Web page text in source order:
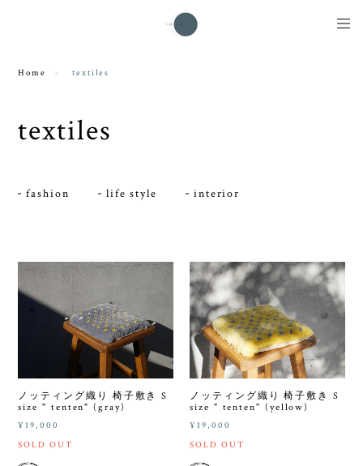
Home textiles
textiles
fashion life style interior
ノッティング織り 椅子敷き S
size " tenten" (gray)
¥19,000
SOLD OUT
ノッティング織り 椅子敷き S
size " tenten" (yellow)
¥19,000
SOLD OUT